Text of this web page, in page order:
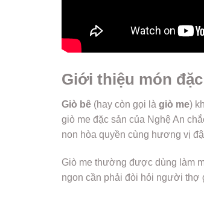
Giới thiệu món
Giò bê (hay còn gọi là giò me)
giò me đặc sản của Nghệ An
non hòa quyền cùng hương vị
Giò me thường được dùng làm
ngon cần phải đòi hỏi người thợ